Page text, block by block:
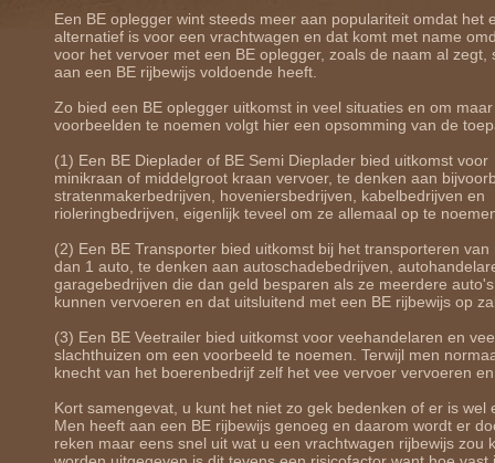
Een BE oplegger wint steeds meer aan populariteit omdat het
alternatief is voor een vrachtwagen en dat komt met name
voor het vervoer met een BE oplegger, zoals de naam al zegt,
aan een BE rijbewijs voldoende heeft.
Zo bied een BE oplegger uitkomst in veel situaties en om
voorbeelden te noemen volgt hier een opsomming van de
(1) Een BE Dieplader of BE Semi Dieplader bied uitkomst voor
minikraan of middelgroot kraan vervoer, te denken aan
stratenmakerbedrijven, hoveniersbedrijven, kabelbedrijven en
rioleringbedrijven, eigenlijk teveel om ze allemaal op te
(2) Een BE Transporter bied uitkomst bij het transporteren van
dan 1 auto, te denken aan autoschadebedrijven,
garagebedrijven die dan geld besparen als ze meerdere
kunnen vervoeren en dat uitsluitend met een BE rijbewijs op
(3) Een BE Veetrailer bied uitkomst voor veehandelaren en
slachthuizen om een voorbeeld te noemen. Terwijl men
knecht van het boerenbedrijf zelf het vee vervoer vervoeren
Kort samengevat, u kunt het niet zo gek bedenken of er is
Men heeft aan een BE rijbewijs genoeg en daarom wordt er
reken maar eens snel uit wat u een vrachtwagen rijbewijs